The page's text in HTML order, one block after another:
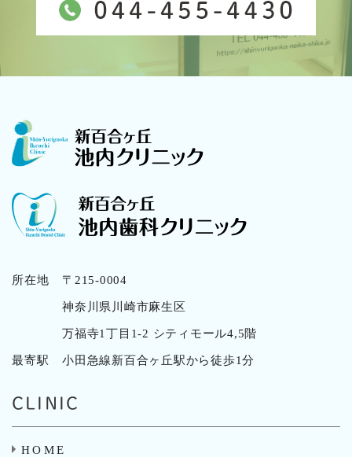
所在地 〒215-0004
神奈川県川崎市麻生区
万福寺1丁目1-2 シティモール4,5階
最寄駅 小田急線新百合ヶ丘駅から徒歩1分
CLINIC
HOME